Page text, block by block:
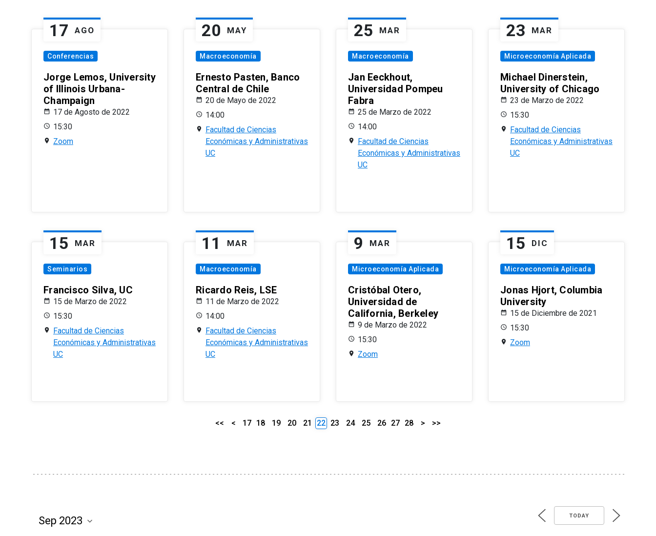
17 AGO
Conferencias
Jorge Lemos, University
of Illinois Urbana-
Champaign
17 de Agosto de 2022
15:30
Zoom
20 MAY
Macroeconomía
Ernesto Pasten, Banco
Central de Chile
20 de Mayo de 2022
14:00
Facultad de Ciencias
Económicas y Administrativas
UC
25 MAR
Macroeconomía
Jan Eeckhout,
Universidad Pompeu
Fabra
25 de Marzo de 2022
14:00
Facultad de Ciencias
Económicas y Administrativas
UC
23 MAR
Microeconomía Aplicada
Michael Dinerstein,
University of Chicago
23 de Marzo de 2022
15:30
Facultad de Ciencias
Económicas y Administrativas
UC
15 MAR
Seminarios
Francisco Silva, UC
15 de Marzo de 2022
15:30
Facultad de Ciencias
Económicas y Administrativas
UC
11 MAR
Macroeconomía
Ricardo Reis, LSE
11 de Marzo de 2022
14:00
Facultad de Ciencias
Económicas y Administrativas
UC
9 MAR
Microeconomía Aplicada
Cristóbal Otero,
Universidad de
California, Berkeley
9 de Marzo de 2022
15:30
Zoom
15 DIC
Microeconomía Aplicada
Jonas Hjort, Columbia
University
15 de Diciembre de 2021
15:30
Zoom
<< < 17 18 19 20 21 22 23 24 25 26 27 28 > >>
TODAY